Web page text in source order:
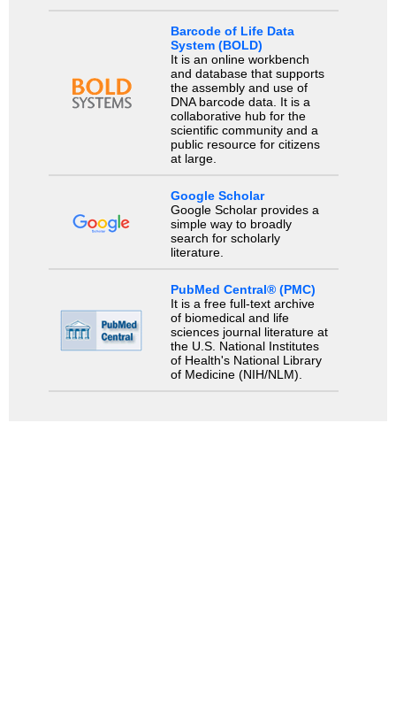
Barcode of Life Data
System (BOLD)
It is an online workbench
and database that supports
the assembly and use of
DNA barcode data. It is a
collaborative hub for the
scientific community and a
public resource for citizens
at large.
Google Scholar
Google Scholar provides a
simple way to broadly
search for scholarly
literature.
PubMed Central® (PMC)
It is a free full-text archive
of biomedical and life
sciences journal literature at
the U.S. National Institutes
of Health's National Library
of Medicine (NIH/NLM).